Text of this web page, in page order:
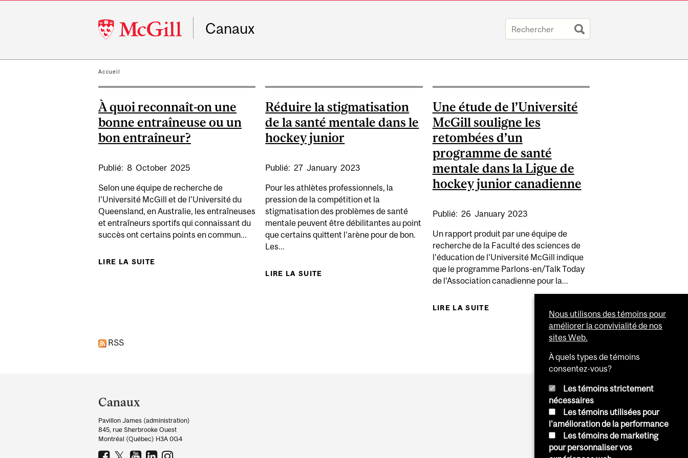
McGill
University
Canaux
Accueil
À quoi reconnaît-on une
bonne entraîneuse ou un
bon entraîneur?
Publié: 8 October 2025
Selon une équipe de recherche de
l’Université McGill et de l’Université du
Queensland, en Australie, les entraîneuses
et entraîneurs sportifs qui connaissant du
succès ont certains points en commun...
LIRE LA SUITE DE À QUOI RECONNAÎT-ON UNE BONNE ENTRAÎNEUSE OU UN BON ENTRAÎNEUR?
Réduire la stigmatisation
de la santé mentale dans le
hockey junior
Publié: 27 January 2023
Pour les athlètes professionnels, la
pression de la compétition et la
stigmatisation des problèmes de santé
mentale peuvent être débilitantes au point
que certains quittent l'arène pour de bon.
Les...
LIRE LA SUITE DE RÉDUIRE LA STIGMATISATION DE LA SANTÉ MENTALE DANS LE HOCKEY JUNIOR
Une étude de l’Université
McGill souligne les
retombées d’un
programme de santé
mentale dans la Ligue de
hockey junior canadienne
Publié: 26 January 2023
Un rapport produit par une équipe de
recherche de la Faculté des sciences de
l’éducation de l’Université McGill indique
que le programme Parlons-en/Talk Today
de l’Association canadienne pour la...
LIRE LA SUITE
SOULIGNE LES RETOMBÉES D’UN PROGRAMME
DE SANTÉ MENTALE DANS LA LIGUE DE HOCKEY
RSS
and
University
Information
Canaux
Pavillon James (administration)
845, rue Sherbrooke Ouest
Montréal (Québec) H3A 0G4
Nous utilisons des témoins pour
améliorer la convivialité de nos
sites Web.
À quels types de témoins
consentez-vous?
Les témoins strictement
nécessaires
Les témoins utilisées pour
l'amélioration de la performance
Les témoins de marketing
pour personnaliser vos